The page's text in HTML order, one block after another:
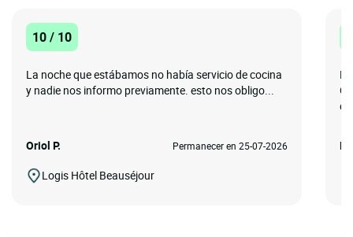
10 / 10
La noche que estábamos no había servicio de cocina
y nadie nos informo previamente. esto nos obligo...
Oriol P. Permanecer en 25-07-2026
Logis Hôtel Beauséjour